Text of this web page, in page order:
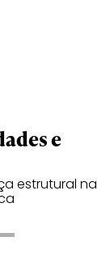
e
estrutural na